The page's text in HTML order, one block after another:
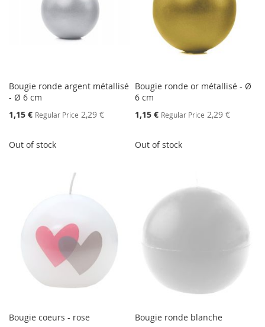
Bougie ronde argent métallisé
- Ø 6 cm
Special
Price
1,15 € Regular Price 2,29 €
Out of stock
Bougie ronde or métallisé - Ø
6 cm
Special
Price
1,15 € Regular Price 2,29 €
Out of stock
Bougie coeurs - rose
Bougie ronde blanche